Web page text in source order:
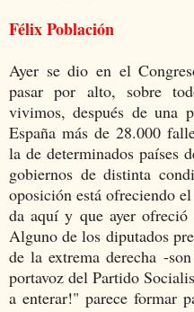
Félix Población
Ayer se dio en el
pasar por alto, sobre
vivimos, después de una
España más de 28.000
la de determinados países
gobiernos de distinta
oposición está ofreciendo
da aquí y que ayer ofreció
Alguno de los diputados
de la extrema derecha -
portavoz del Partido
a enterar!" parece formar